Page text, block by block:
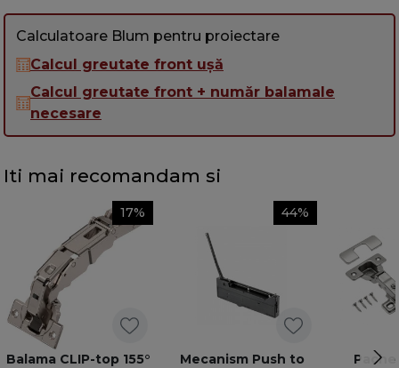
Calculatoare Blum pentru proiectare
Calcul greutate front ușă
Calcul greutate front + număr balamale
necesare
Iti mai recomandam si
17%
Balama CLIP-top 155°
44%
Mecanism Push to